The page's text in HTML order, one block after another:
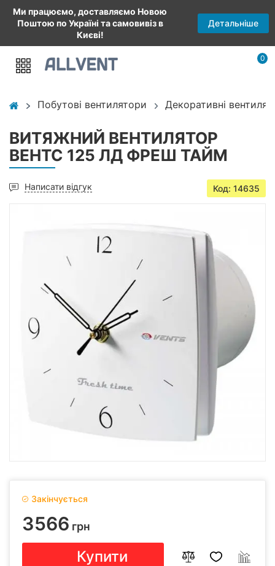
Ми працюємо, доставляємо Новою
Поштою по Україні та самовивіз в
Києві!
Детальніше
0
Побутові вентилятори Декоративні
ВИТЯЖНИЙ ВЕНТИЛЯТОР
ВЕНТС 125 ЛД ФРЕШ ТАЙМ
Написати відгук Код: 14635
Закінчується
3566 грн
Купити